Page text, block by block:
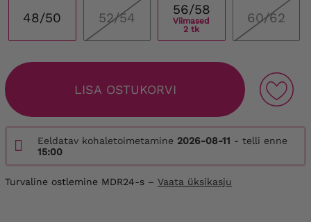
48/50 52/54
56/58
Viimased
2 tk
60/62
LISA OSTUKORVI
Eeldatav kohaletoimetamine 2026-08-11 - telli enne
15:00
Turvaline ostlemine MDR24-s – Vaata üksikasju